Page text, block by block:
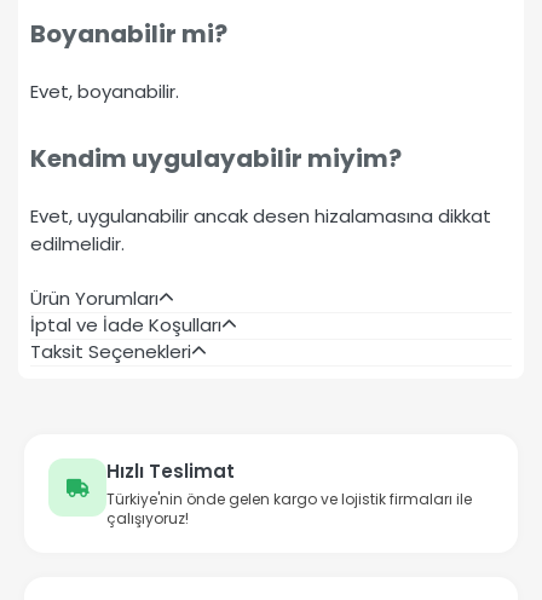
Boyanabilir mi?
Evet, boyanabilir.
Kendim uygulayabilir miyim?
Evet, uygulanabilir ancak desen hizalamasına dikkat
edilmelidir.
Ürün Yorumları
İptal ve İade Koşulları
Taksit Seçenekleri
Hızlı Teslimat
Türkiye'nin önde gelen kargo ve lojistik firmaları ile
çalışıyoruz!